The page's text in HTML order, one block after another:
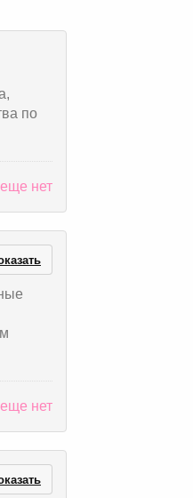
по
нет
нет